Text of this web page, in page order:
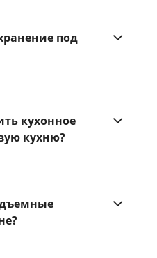
под
кухонное
кухню?